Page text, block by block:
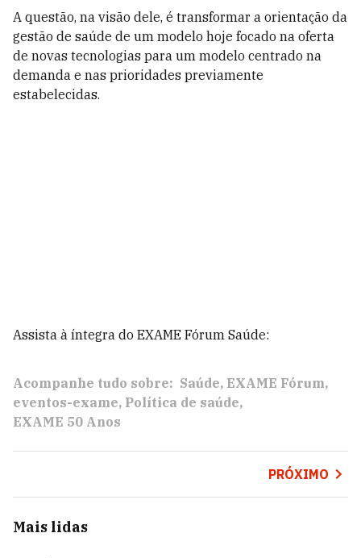
A questão, na visão dele, é transformar a orientação da
gestão de saúde de um modelo hoje focado na oferta
de novas tecnologias para um modelo centrado na
demanda e nas prioridades previamente
estabelecidas.
Assista à íntegra do EXAME Fórum Saúde:
Acompanhe tudo sobre: Saúde EXAME Fórum
eventos-exame Política de saúde
EXAME 50 Anos
PRÓXIMO
Mais lidas